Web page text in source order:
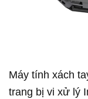
Máy tính xách
trang bị vi xử lý